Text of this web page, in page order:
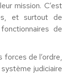
mission. C’est
et surtout de
de
forces de l’ordre,
judiciaire